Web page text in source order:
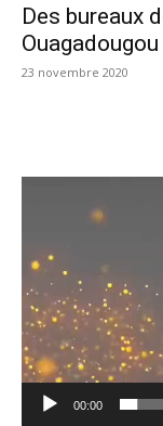
Des bureaux
Ouagadougou
23 novembre 2020
00:00